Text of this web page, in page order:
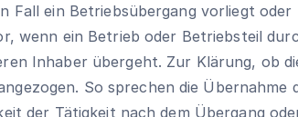
Fall ein Betriebsübergang vorliegt oder
wenn ein Betrieb oder Betriebsteil
Inhaber übergeht. Zur Klärung, ob
So sprechen die Übernahme
der Tätigkeit nach dem Übergang